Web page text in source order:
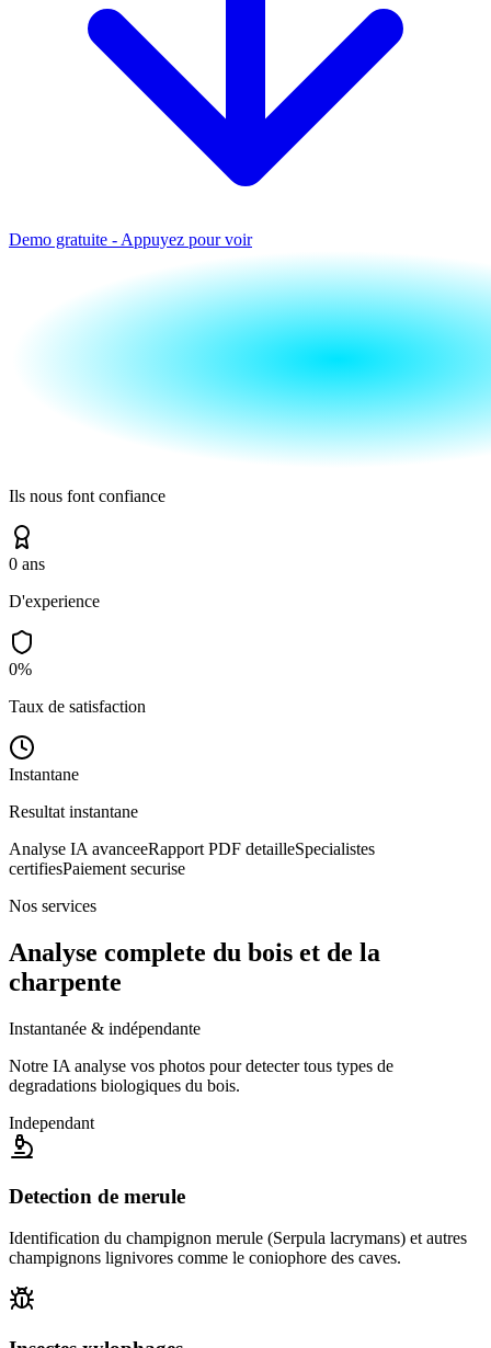
Demo gratuite - Appuyez pour voir
Ils nous font confiance
0 ans
D'experience
0%
Taux de satisfaction
Instantane
Resultat instantane
Analyse IA avanceeRapport PDF detailleSpecialistes
certifiesPaiement securise
Nos services
Analyse complete du bois et de la
charpente
Instantanée & indépendante
Notre IA analyse vos photos pour detecter tous types de
degradations biologiques du bois.
Independant
Detection de merule
Identification du champignon merule (Serpula lacrymans) et autres
champignons lignivores comme le coniophore des caves.